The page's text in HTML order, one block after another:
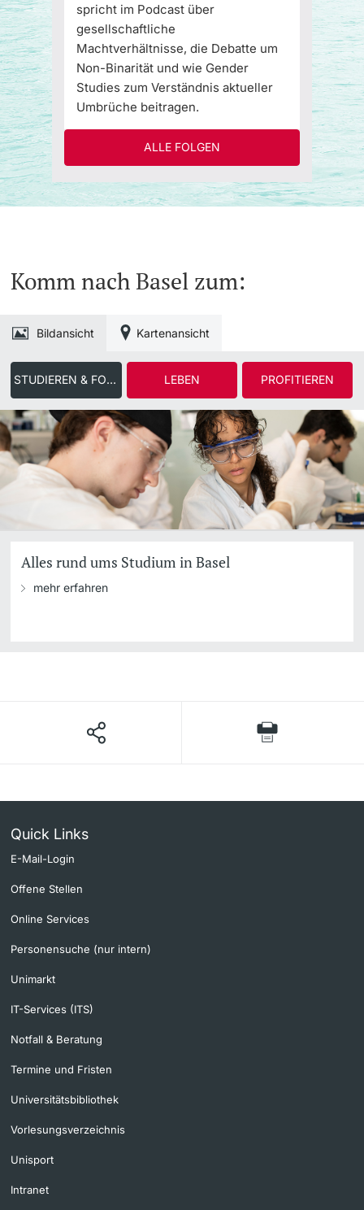
spricht im Podcast über
gesellschaftliche
Machtverhältnisse, die Debatte um
Non-Binarität und wie Gender
Studies zum Verständnis aktueller
Umbrüche beitragen.
ALLE FOLGEN
Komm nach Basel zum:
STUDIEREN & FORSCHEN LEBEN PROFITIEREN
Bildansicht Kartenansicht
Alles rund ums Studium in Basel
mehr erfahren
Quick Links
E-Mail-Login
Offene Stellen
Online Services
Personensuche (nur intern)
Unimarkt
IT-Services (ITS)
Notfall & Beratung
Termine und Fristen
Universitätsbibliothek
Vorlesungsverzeichnis
Unisport
Intranet